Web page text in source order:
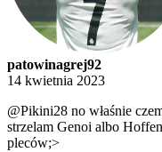
patowinagrej92
14 kwietnia 2023
@Pikini28 no właśnie
strzelam Genoi albo
pleców;>